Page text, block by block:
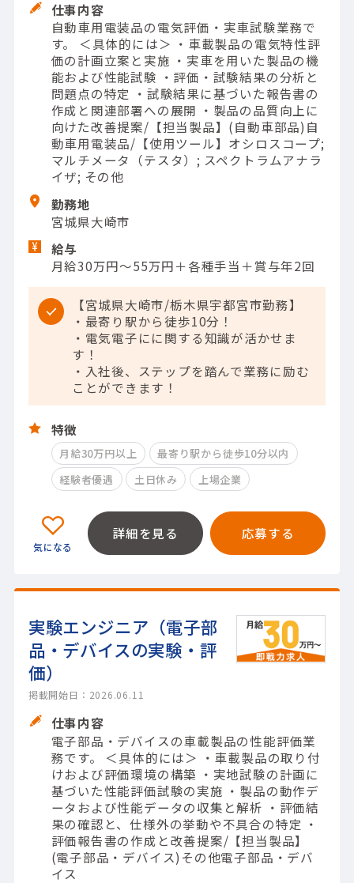
仕事内容
自動車用電装品の電気評価・実車試験業務で
す。 ＜具体的には＞ ・車載製品の電気特性評
価の計画立案と実施 ・実車を用いた製品の機
能および性能試験 ・評価・試験結果の分析と
問題点の特定 ・試験結果に基づいた報告書の
作成と関連部署への展開 ・製品の品質向上に
向けた改善提案/【担当製品】(自動車部品)自
動車用電装品/【使用ツール】オシロスコープ;
マルチメータ（テスタ）; スペクトラムアナラ
イザ; その他
勤務地
宮城県大崎市
給与
月給30万円～55万円＋各種手当＋賞与年2回
【宮城県大崎市/栃木県宇都宮市勤務】
・最寄り駅から徒歩10分！
・電気電子にに関する知識が活かせま
す！
・入社後、ステップを踏んで業務に励む
ことができます！
特徴
月給30万円以上
最寄り駅から徒歩10分以内
経験者優遇
土日休み 上場企業
詳細を見る 応募する
実験エンジニア（電子部
品・デバイスの実験・評
価）
掲載開始日：2026.06.11
仕事内容
電子部品・デバイスの車載製品の性能評価業
務です。 ＜具体的には＞ ・車載製品の取り付
けおよび評価環境の構築 ・実地試験の計画に
基づいた性能評価試験の実施 ・製品の動作デ
ータおよび性能データの収集と解析 ・評価結
果の確認と、仕様外の挙動や不具合の特定 ・
評価報告書の作成と改善提案/【担当製品】
(電子部品・デバイス)その他電子部品・デバ
イス